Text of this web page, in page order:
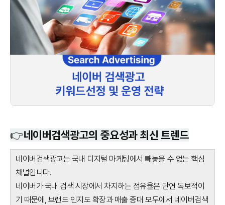
👉네이버검색광고의 중요성과 최신 트렌드
네이버검색광고는 국내 디지털 마케팅에서 빼놓을 수 없는 핵심
채널입니다.
네이버가 국내 검색 시장에서 차지하는 점유율은 단연 독보적이
기 때문에, 브랜드 인지도 확장과 매출 증대 모두에서 네이버검색